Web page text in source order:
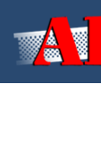
para
conteúdo